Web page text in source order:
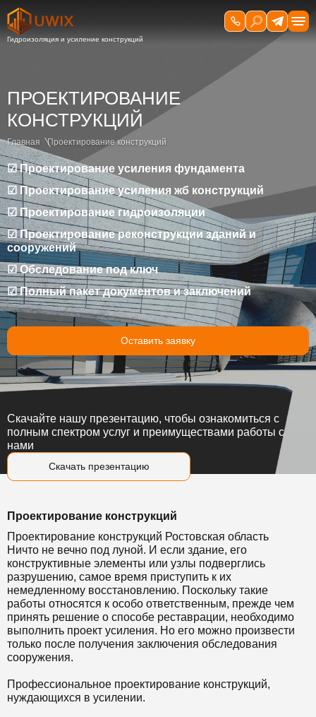
ПРОЕКТИРОВАНИЕ
КОНСТРУКЦИЙ
Главная Проектирование конструкций
☑ Проектирование усиления фундамента
☑ Проектирование усиления жб конструкций
☑ Проектирование гидроизоляции
☑ Проектирование реконструкции зданий и
сооружений
☑ Обследование под ключ
☑ Полный пакет документов и заключений
Оставить заявку
Скачать презентацию
Скачайте нашу презентацию, чтобы ознакомиться с
полным спектром услуг и преимуществами работы с
нами
Проектирование конструкций
Проектирование конструкций Ростовская область
Ничто не вечно под луной. И если здание, его
конструктивные элементы или узлы подверглись
разрушению, самое время приступить к их
немедленному восстановлению. Поскольку такие
работы относятся к особо ответственным, прежде чем
принять решение о способе реставрации, необходимо
выполнить проект усиления. Но его можно произвести
только после получения заключения обследования
сооружения.
Профессиональное проектирование конструкций,
нуждающихся в усилении.